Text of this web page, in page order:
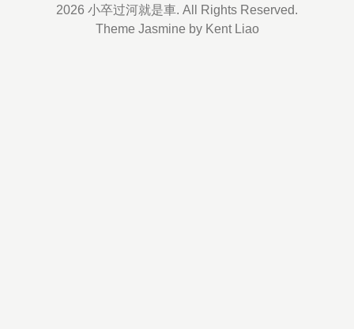
2026 小卒过河就是車. All Rights Reserved.
Theme Jasmine by Kent Liao